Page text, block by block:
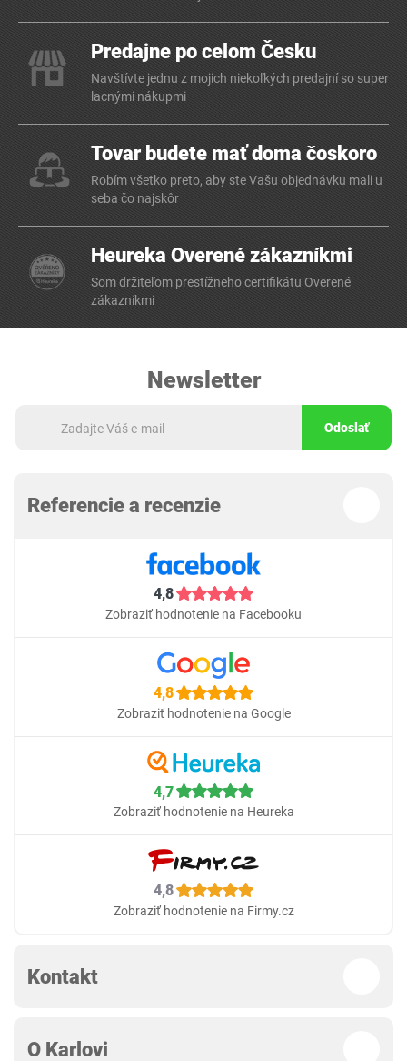
Predajne po celom Česku
Navštívte jednu z mojich niekoľkých predajní so super
lacnými nákupmi
Tovar budete mať doma čoskoro
Robím všetko preto, aby ste Vašu objednávku mali u
seba čo najskôr
Heureka Overené zákazníkmi
Som držiteľom prestížneho certifikátu Overené
zákazníkmi
Newsletter
Odoslať
Referencie a recenzie
4,8
Zobraziť hodnotenie na Facebooku
4,8
Zobraziť hodnotenie na Google
4,7
Zobraziť hodnotenie na Heureka
4,8
Zobraziť hodnotenie na Firmy.cz
Kontakt
O Karlovi